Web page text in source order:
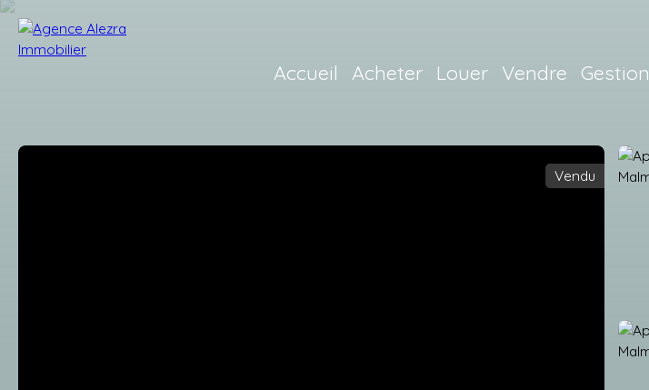
Accueil Acheter Louer Vendre Gestion
Vendu